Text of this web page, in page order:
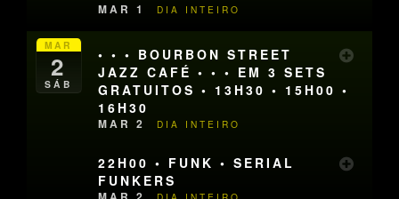
MAR 1 DIA INTEIRO
MAR
2
SÁB
• • • BOURBON STREET
JAZZ CAFÉ • • • EM 3 SETS
GRATUITOS • 13H30 • 15H00 •
16H30
MAR 2 DIA INTEIRO
22H00 • FUNK • SERIAL
FUNKERS